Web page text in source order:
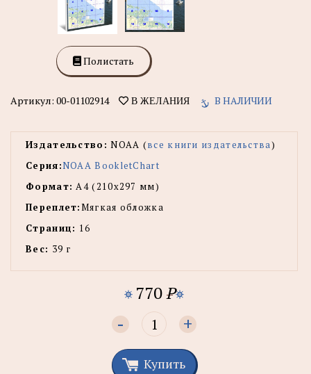
Полистать
Артикул: 00-01102914 В ЖЕЛАНИЯ В НАЛИЧИИ
Издательство: NOAA (все книги издательства)
Серия:NOAA BookletChart
Формат: А4 (210х297 мм)
Переплет:Мягкая обложка
Страниц: 16
Вес: 39 г
770P
- +
Купить